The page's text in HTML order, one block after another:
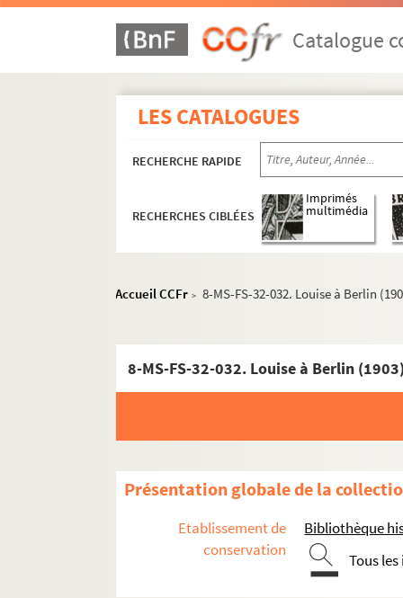
Catalogue
LES CATALOGUES
RECHERCHE RAPIDE
RECHERCHES CIBLÉES
Imprimés
multimédia
Accueil CCFr > 8-MS-FS-32-032. Louise à Berlin
8-MS-FS-32-032. Louise à Berlin
Présentation globale de la
Etablissement de
conservation
Bibliothèque
Tous
Oeuvres de Gustave Charpentier
La vie du poète (1888)
Poèmes chantés (1895)
Le couronnement de la Muse (1897)
Productions deLouise: généralités,
Création (première le 2 février
Louiseà l'Opéra-Comique (sauf
Représentations exceptionnelles